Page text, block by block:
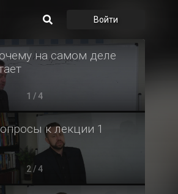
Войти
на самом деле
1 / 4
к лекции 1
2 / 4